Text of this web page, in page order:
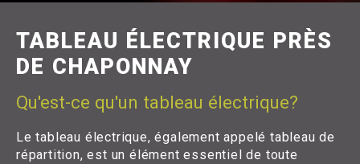
TABLEAU ÉLECTRIQUE PRÈS
DE CHAPONNAY
Qu'est-ce qu'un tableau électrique?
Le tableau électrique, également appelé tableau de
répartition, est un élément essentiel de toute